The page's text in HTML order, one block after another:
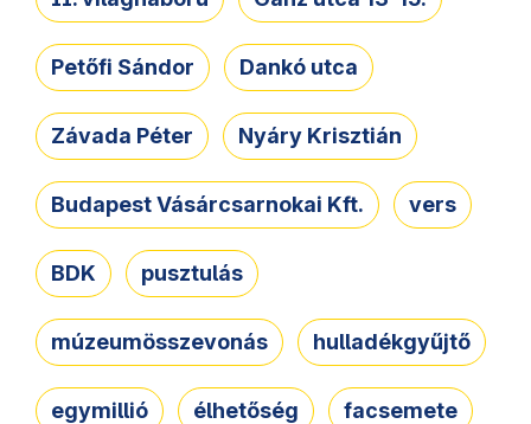
Petőfi Sándor Dankó utca
Závada Péter Nyáry Krisztián
Budapest Vásárcsarnokai Kft. vers
BDK pusztulás
múzeumösszevonás hulladékgyűjtő
egymillió élhetőség facsemete